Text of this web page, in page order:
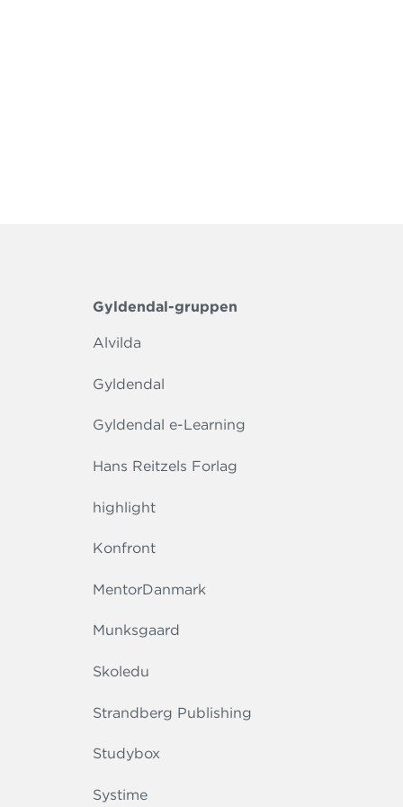
Gyldendal-gruppen
Alvilda
Gyldendal
Gyldendal e-Learning
Hans Reitzels Forlag
highlight
Konfront
MentorDanmark
Munksgaard
Skoledu
Strandberg Publishing
Studybox
Systime